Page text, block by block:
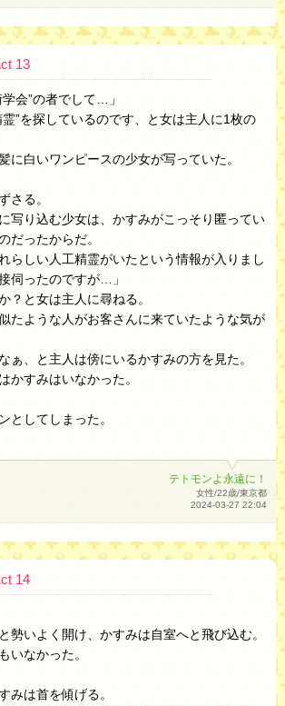
13
学会”の者でして…」
霊”を探しているのです、と女は主人に1枚の
に白いワンピースの少女が写っていた。
さる。
写り込む少女は、かすみがこっそり匿ってい
だったからだ。
らしい人工精霊がいたという情報が入りまし
伺ったのですが…」
？と女は主人に尋ねる。
たような人がお客さんに来ていたような気が
ぁ、と主人は傍にいるかすみの方を見た。
かすみはいなかった。
としてしまった。
テトモンよ永遠に！
女性/22歳/東京都
2024-03-27 22:04
14
勢いよく開け、かすみは自室へと飛び込む。
いなかった。
みは首を傾げる。